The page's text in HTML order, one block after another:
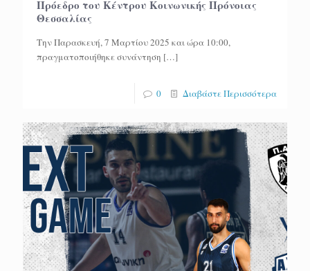
Πρόεδρο του Κέντρου Κοινωνικής Πρόνοιας
Θεσσαλίας
Την Παρασκευή, 7 Μαρτίου 2025 και ώρα 10:00,
πραγματοποιήθηκε συνάντηση […]
0 Διαβάστε Περισσότερα